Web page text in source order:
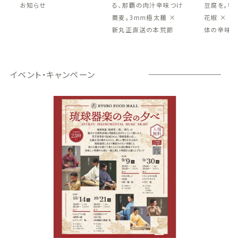
お知らせ
る、那覇の肉汁辛味つけ
蕎麦。3mm極太麺 ×
新丸正直送の本荒節
豆腐を
花椒 ×
体の辛
イベント・キャンペーン